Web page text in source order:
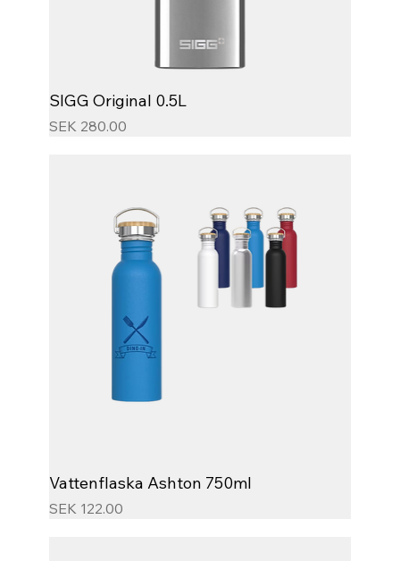
SIGG Original 0.5L
Price
SEK 280.00
Vattenflaska Ashton 750ml
Price
SEK 122.00